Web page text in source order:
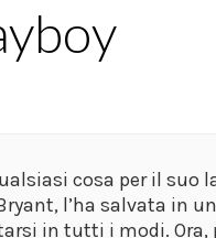
cosa per il suo
l’ha salvata in
in tutti i modi. Ora,